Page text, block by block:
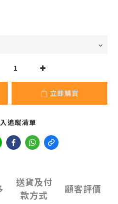
立即購買
追蹤清單
送貨及付
款方式
顧客評價